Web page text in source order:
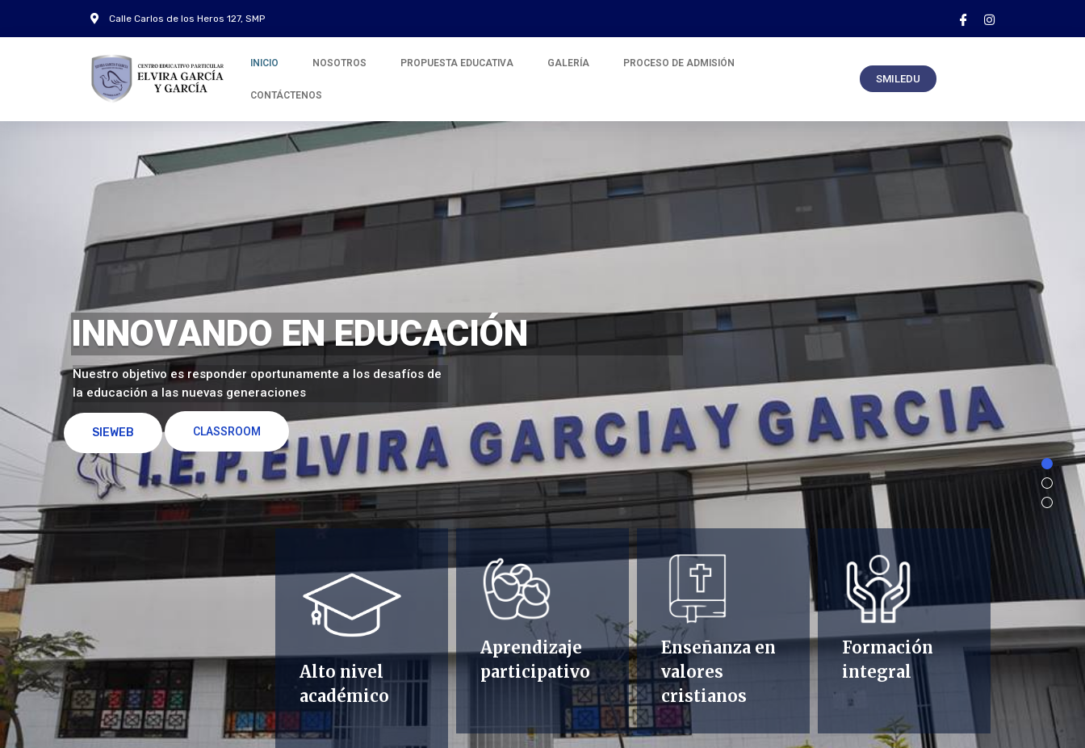
Calle Carlos de los Heros 127, SMP
INICIO NOSOTROS PROPUESTA EDUCATIVA GALERÍA PROCESO DE ADMISIÓN
CONTÁCTENOS
SMILEDU
INNOVANDO EN EDUCACIÓN
Nuestro objetivo es responder oportunamente a los desafíos de
la educación a las nuevas generaciones
SIEWEB CLASSROOM
Alto nivel
académico
Aprendizaje
participativo
Enseñanza en
valores
cristianos
Formación
integral